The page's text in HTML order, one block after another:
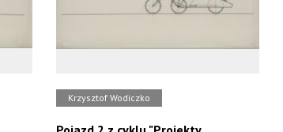
Krzysztof Wodiczko